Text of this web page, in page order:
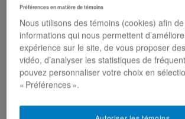
simplement curieux.se de le
Ceci est un exercice parfait pour l’
grappes(cluster analysis ). Avec
gentlemanen R, vous pouvez
Préférences en matière de témoins
Nous utilisons des témoins (cookies) afin
informations qui nous permettent
expérience sur le site, de vous proposer
vidéo, d’analyser les statistiques de
pouvez personnaliser votre choix en
« Préférences ».